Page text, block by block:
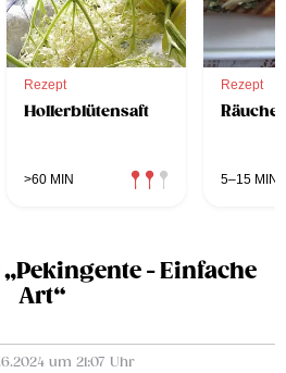
Rezept
Hollerblütensaft
>60 MIN
Rezept
5–15 MIN
- Einfache
Art“
um 21:07 Uhr